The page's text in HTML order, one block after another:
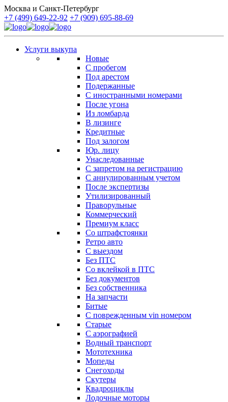
Москва и Санкт-Петербург
+7 (499) 649-22-92 +7 (909) 695-88-69
Услуги выкупа
Новые
С пробегом
Под арестом
Подержанные
С иностранными номерами
После угона
Из ломбарда
В лизинге
Кредитные
Под залогом
Юр. лицу
Унаследованные
С запретом на регистрацию
С аннулированным учетом
После экспертизы
Утилизированный
Праворульные
Коммерческий
Премиум класс
Со штрафстоянки
Ретро авто
С выездом
Без ПТС
Со вклейкой в ПТС
Без документов
Без собственника
На запчасти
Битые
С поврежденным vin номером
Старые
С аэрографией
Водный транспорт
Мототехника
Мопеды
Снегоходы
Скутеры
Квадроциклы
Лодочные моторы